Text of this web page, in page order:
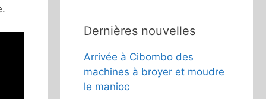
Dernières nouvelles
Arrivée à Cibombo des
machines à broyer et moudre
le manioc